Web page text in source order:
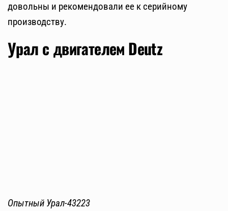
довольны и рекомендовали ее к серийному
производству.
Урал с двигателем Deutz
Опытный Урал-43223